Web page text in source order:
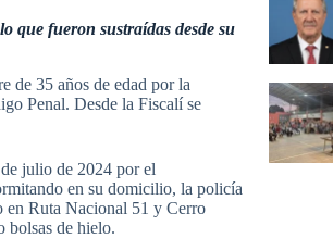
que fueron sustraídas desde su
de 35 años de edad por la
Penal. Desde la Fiscalí se
julio de 2024 por el
en su domicilio, la policía
en Ruta Nacional 51 y Cerro
bolsas de hielo.